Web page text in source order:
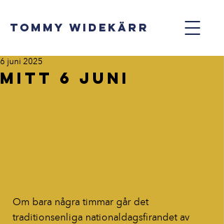
TOMMY WIDEKÄRR
Mitt 6 juni
6 juni 2025
Om bara några timmar går det
traditionsenliga nationaldagsfirandet av